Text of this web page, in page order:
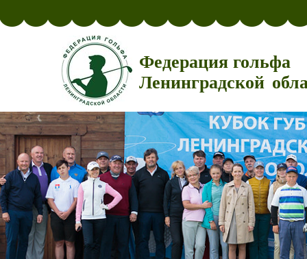
Федерация гольфа
Ленинградской